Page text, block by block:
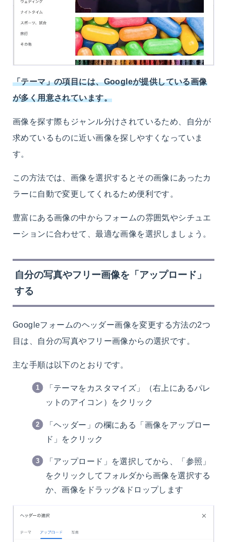
「テーマ」の項目には、Googleが提供している画像
が多く用意されています。
画像を探す際もジャンル分けされているため、自分が
求めているものに近い画像を探しやすくなっていま
す。
この方法では、画像を選択するとその画像にあったカ
ラーに自動で変更してくれるため便利です。
豊富にある画像の中からフォームの雰囲気やシチュエ
ーションに合わせて、最適な画像を選択しましょう。
自分の写真やフリー画像を「アップロード」
する
Googleフォームのヘッダー画像を変更する方法の2つ
目は、自分の写真やフリー画像からの選択です。
主な手順は以下のとおりです。
「テーマをカスタマイズ」（右上にあるパレ
ットのアイコン）をクリック
「ヘッダー」の欄にある「画像をアップロー
ド」をクリック
「アップロード」を選択してから、「参照」
をクリックしてフォルダから画像を選択する
か、画像をドラッグ&ドロップします